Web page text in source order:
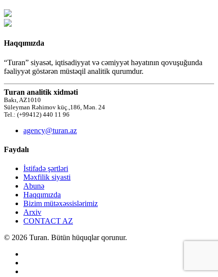
Haqqımızda
“Turan” siyasət, iqtisadiyyat və cəmiyyət həyatının qovuşuğunda
fəaliyyət göstərən müstəqil analitik qurumdur.
Turan analitik xidməti
Bakı, AZ1010
Süleyman Rəhimov küç.,186, Mən. 24
Tel.: (+99412) 440 11 96
agency@turan.az
Faydalı
İstifadə şərtləri
Məxfilik siyasti
Abunə
Haqqımızda
Bizim mütəxəssislərimiz
Arxiv
CONTACT AZ
© 2026 Turan. Bütün hüquqlar qorunur.